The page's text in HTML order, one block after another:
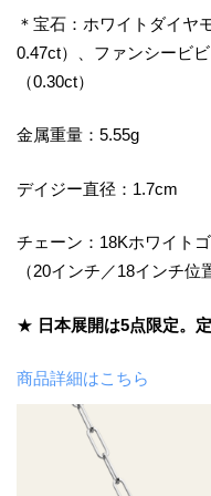
＊宝石：ホワイトダイヤ
0.47ct）、ファンシービ
（0.30ct）
金属重量：5.55g
デイジー直径：1.7cm
チェーン：18Kホワイト
（20インチ／18インチ位
★ 日本展開は5点限定。
商品詳細はこちら